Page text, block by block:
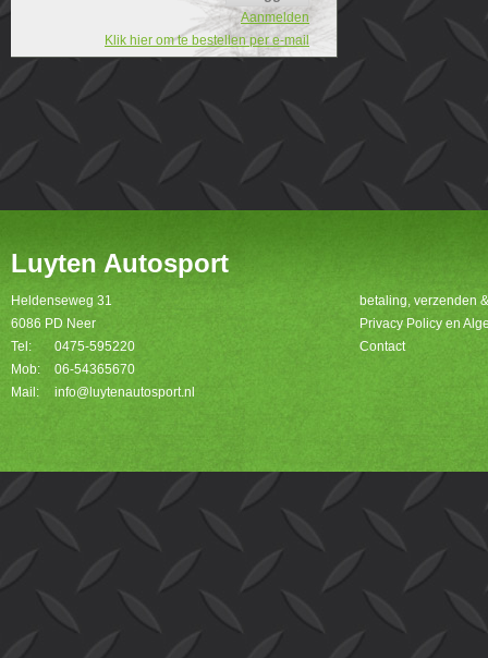
Aanmelden
Klik hier om te bestellen per e-mail
Luyten Autosport
Heldenseweg 31
6086 PD Neer
Tel:
0475-595220
Mob:
06-54365670
Mail:
info@luytenautosport.nl
betaling, verzenden
Privacy Policy en
Contact